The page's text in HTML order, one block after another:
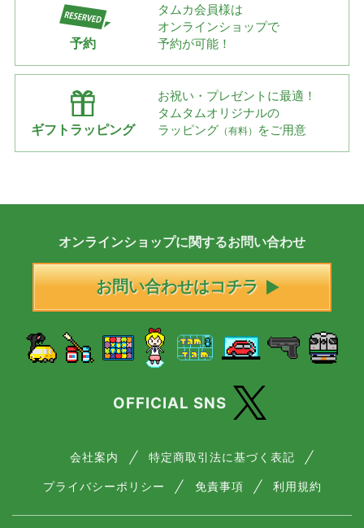
予約
タムカ会員様は
オンラインショップで
予約が可能！
ギフトラッピング
お祝い・プレゼントに最適！
タムタムオリジナルの
ラッピング （有料） をご用意
オンラインショップに関するお問い合わせ
お問い合わせはコチラ
OFFICIAL SNS
会社案内 特定商取引法に基づく表記
プライバシーポリシー 免責事項 利用規約